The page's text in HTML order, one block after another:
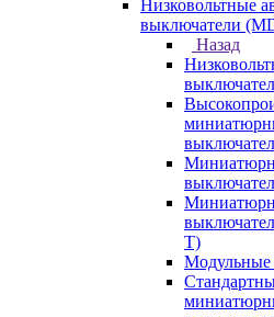
Низковольтные
выключатели
Назад
T)
Модульные